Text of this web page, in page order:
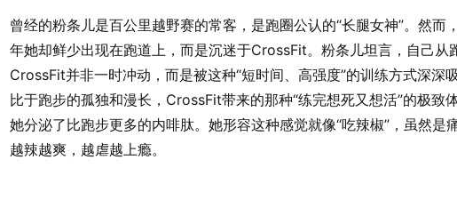
曾经的粉条儿是百公里越野赛的常客，是跑圈公认的“长腿女神”。然而
年她却鲜少出现在跑道上，而是沉迷于CrossFit。粉条儿坦言，自己从
CrossFit并非一时冲动，而是被这种“短时间、高强度”的训练方式深深
比于跑步的孤独和漫长，CrossFit带来的那种“练完想死又想活”的极致
她分泌了比跑步更多的内啡肽。她形容这种感觉就像“吃辣椒”，虽然是
越辣越爽，越虐越上瘾。